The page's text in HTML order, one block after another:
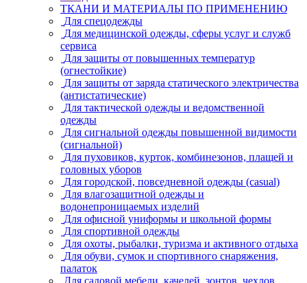
ТКАНИ И МАТЕРИАЛЫ ПО ПРИМЕНЕНИЮ
Для спецодежды
Для медицинской одежды, сферы услуг и служб
сервиса
Для защиты от повышенных температур
(огнестойкие)
Для защиты от заряда статического электричества
(антистатические)
Для тактической одежды и ведомственной
одежды
Для сигнальной одежды повышенной видимости
(сигнальной)
Для пуховиков, курток, комбинезонов, плащей и
головных уборов
Для городской, повседневной одежды (casual)
Для влагозащитной одежды и
водонепроницаемых изделий
Для офисной униформы и школьной формы
Для спортивной одежды
Для охоты, рыбалки, туризма и активного отдыха
Для обуви, сумок и спортивного снаряжения,
палаток
Для садовой мебели, качелей, зонтов, чехлов,